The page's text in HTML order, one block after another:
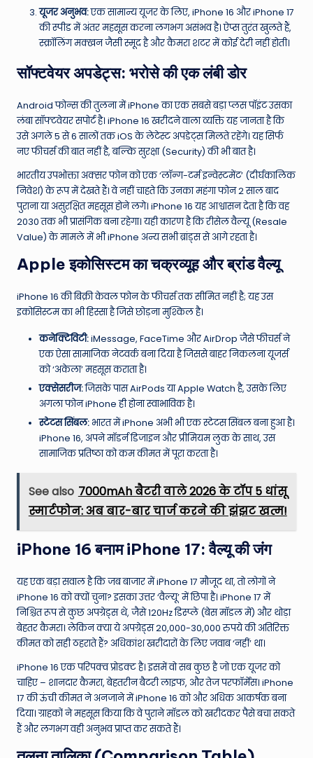
यूजर अनुभव:एक सामान्य यूजर के लिए, iPhone 16 और iPhone 17
की स्पीड में अंतर महसूस करना लगभग असंभव है। ऐप्स तुरंत खुलते हैं,
स्क्रॉलिंग मक्खन जैसी स्मूद है और कैमरा शटर में कोई देरी नहीं होती।
सॉफ्टवेयर अपडेट्स: भरोसे की एक लंबी डोर
Android फोन्स की तुलना में iPhone का एक सबसे बड़ा प्लस पॉइंट उसका
लंबा सॉफ्टवेयर सपोर्ट है। iPhone 16 खरीदने वाला व्यक्ति यह जानता है कि
उसे अगले 5 से 6 सालों तक iOS के लेटेस्ट अपडेट्स मिलते रहेंगे। यह सिर्फ
नए फीचर्स की बात नहीं है, बल्कि सुरक्षा (Security) की भी बात है।
भारतीय उपभोक्ता अक्सर फोन को एक ‘लॉन्ग-टर्म इन्वेस्टमेंट’ (दीर्घकालिक
निवेश) के रूप में देखते हैं। वे नहीं चाहते कि उनका महंगा फोन 2 साल बाद
पुराना या असुरक्षित महसूस होने लगे। iPhone 16 यह आश्वासन देता है कि वह
2030 तक भी प्रासंगिक बना रहेगा। यही कारण है कि रीसेल वैल्यू (Resale
Value) के मामले में भी iPhone अन्य सभी ब्रांड्स से आगे रहता है।
Apple इकोसिस्टम का चक्रव्यूह और ब्रांड वैल्यू
iPhone 16 की बिक्री केवल फोन के फीचर्स तक सीमित नहीं है; यह उस
इकोसिस्टम का भी हिस्सा है जिसे छोड़ना मुश्किल है।
कनेक्टिविटी:iMessage, FaceTime और AirDrop जैसे फीचर्स ने
एक ऐसा सामाजिक नेटवर्क बना दिया है जिससे बाहर निकलना यूजर्स
को ‘अकेला’ महसूस कराता है।
एक्सेसरीज:जिसके पास AirPods या Apple Watch है, उसके लिए
अगला फोन iPhone ही होना स्वाभाविक है।
स्टेटस सिंबल: भारत में iPhone अभी भी एक स्टेटस सिंबल बना हुआ है।
iPhone 16, अपने मॉडर्न डिजाइन और प्रीमियम लुक के साथ, उस
सामाजिक प्रतिष्ठा को कम कीमत में पूरा करता है।
See also 7000mAh बैटरी वाले 2026 के टॉप 5 धांसू
स्मार्टफोन: अब बार-बार चार्ज करने की झंझट खत्म!
iPhone 16 बनाम iPhone 17: वैल्यू की जंग
यह एक बड़ा सवाल है कि जब बाजार में iPhone 17 मौजूद था, तो लोगों ने
iPhone 16 को क्यों चुना? इसका उत्तर ‘वैल्यू’ में छिपा है। iPhone 17 में
निश्चित रूप से कुछ अपग्रेड्स थे, जैसे 120Hz डिस्प्ले (बेस मॉडल में) और थोड़ा
बेहतर कैमरा। लेकिन क्या ये अपग्रेड्स 20,000-30,000 रुपये की अतिरिक्त
कीमत को सही ठहराते हैं? अधिकांश खरीदारों के लिए जवाब ‘नहीं’ था।
iPhone 16 एक परिपक्व प्रोडक्ट है। इसमें वो सब कुछ है जो एक यूजर को
चाहिए – शानदार कैमरा, बेहतरीन बैटरी लाइफ, और तेज परफॉर्मेंस। iPhone
17 की ऊंची कीमत ने अनजाने में iPhone 16 को और अधिक आकर्षक बना
दिया। ग्राहकों ने महसूस किया कि वे पुराने मॉडल को खरीदकर पैसे बचा सकते
हैं और लगभग वही अनुभव प्राप्त कर सकते हैं।